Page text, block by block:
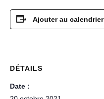
Ajouter au calendrier
DÉTAILS
Date :